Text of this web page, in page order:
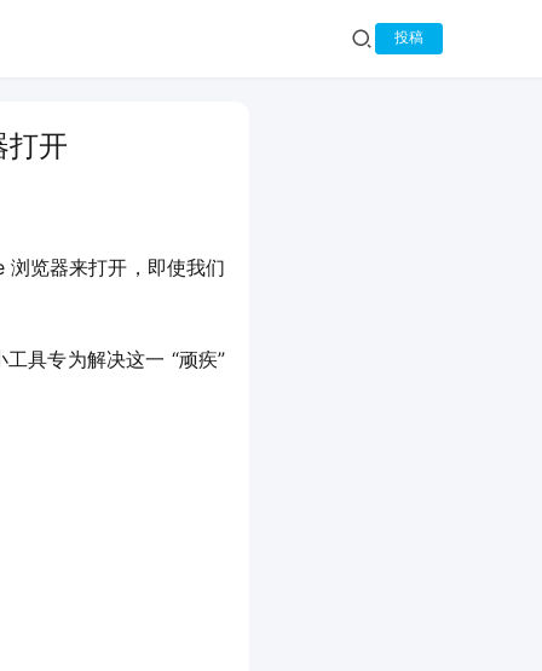
投稿
打开
览器来打开，即使我们
具专为解决这一 “顽疾”